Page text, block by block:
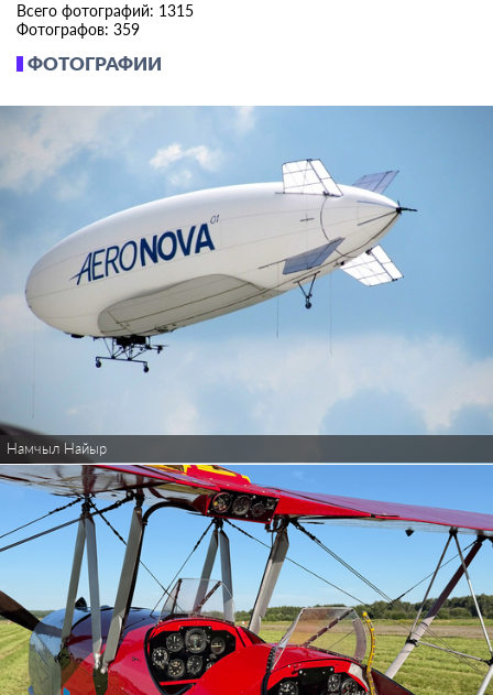
ФОТОГРАФИИ
Намчыл Найыр
Всего фотографий: 1315
Фотографов: 359